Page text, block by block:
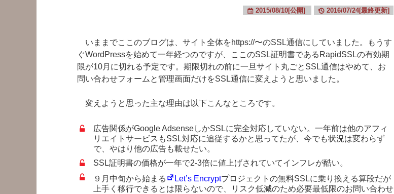
2015/08/10[公開] 2016/07/24[最終更新]
いままでここのブログは、サイト全体をhttps://〜のSSL通信にしていました。もうす
ぐWordPressを始めて一年経つのですが、ここのSSL証明書であるRapidSSLの有効期
限が10月に切れる予定です。期限切れの前に一旦サイト丸ごとSSL通信はやめて、お
問い合わせフォームと管理画面だけをSSL通信に変えようと思いました。
変えようと思った主な理由は以下こんなところです。
広告関係がGoogle AdsenseしかSSLに完全対応していない。一年前は他のアフィ
リエイトサービスもSSL対応に追従するかと思ってたが、今でも状況は変わらず
で、やはり他の広告も載せたい。
SSL証明書の価格が一年で2-3倍に値上げされていてインフレが酷い。
９月中旬から始まる
Let’s Encryptプロジェクトの無料SSLに乗り換える算段だが
上手く移行できるとは限らないので、リスク低減のため必要最低限のお問い合わせ